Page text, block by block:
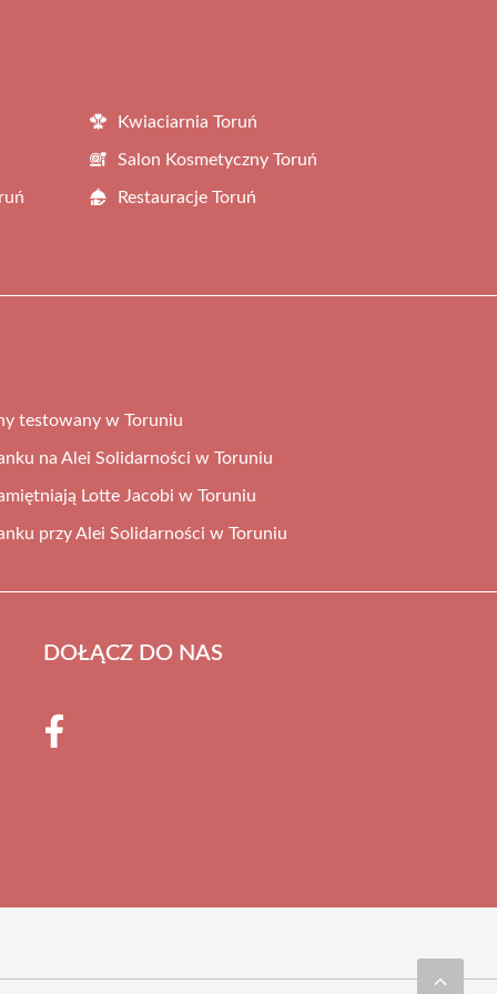
Kwiaciarnia Toruń
Salon Kosmetyczny Toruń
Restauracje Toruń
testowany w Toruniu
na Alei Solidarności w Toruniu
Lotte Jacobi w Toruniu
przy Alei Solidarności w Toruniu
DOŁĄCZ DO NAS